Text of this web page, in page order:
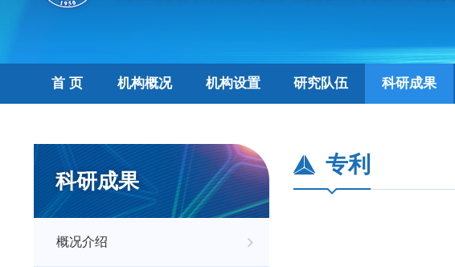
首 页 机构概况 机构设置 研究队伍 科研成果
科研成果
概况介绍
专利